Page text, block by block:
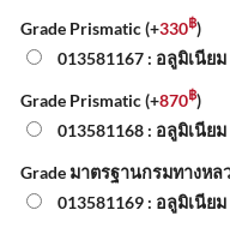
Grade Prismatic(+330฿)
013581167 : อลูมิเนียม
Grade Prismatic(+870฿)
013581168 : อลูมิเนียม
Grade มาตรฐานกรมทางหล
013581169 : อลูมิเนียม